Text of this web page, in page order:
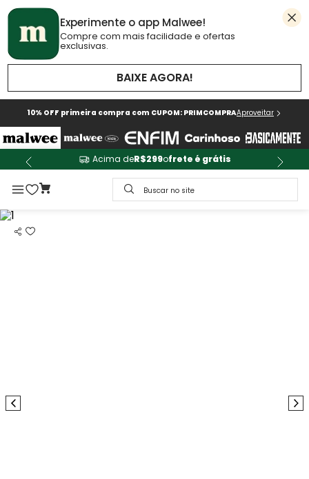
Experimente o app Malwee!
Compre com mais facilidade e ofertas
exclusivas.
BAIXE AGORA!
10% OFF primeira compra com CUPOM: PRIMCOMPRAAproveitar
Acima deR$299ofrete é grátis
Buscar no site